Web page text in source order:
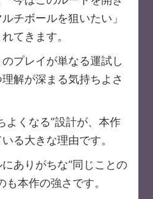
チボールを狙いたい」
てきます。
プレイが単なる運試し
解が深まる気持ちよさ
よくなる”設計が、本作
る大きな理由です。
ありがちな“同じことの
本作の強さです。